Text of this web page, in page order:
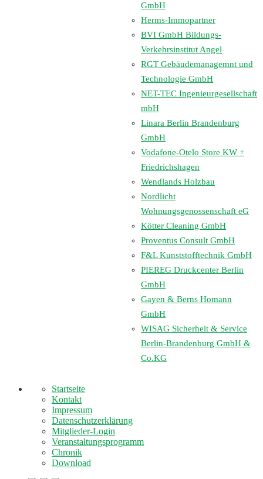
GmbH
Herms-Immopartner
BVI GmbH Bildungs-
Verkehrsinstitut Angel
RGT Gebäudemanagemnt und
Technologie GmbH
NET-TEC Ingenieurgesellschaft
mbH
Linara Berlin Brandenburg
GmbH
Vodafone-Otelo Store KW +
Friedrichshagen
Wendlands Holzbau
Nordlicht
Wohnungsgenossenschaft eG
Kötter Cleaning GmbH
Proventus Consult GmbH
F&L Kunststofftechnik GmbH
PIEREG Druckcenter Berlin
GmbH
Gayen & Berns Homann
GmbH
WISAG Sicherheit & Service
Berlin-Brandenburg GmbH &
Co.KG
Startseite
Kontakt
Impressum
Datenschutzerklärung
Mitglieder-Login
Veranstaltungsprogramm
Chronik
Download